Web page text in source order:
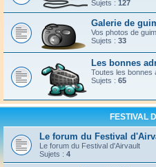
Sujets : 127
Galerie de
Vos photos de
Sujets : 33
Les bonnes
Toutes les bonnes
Sujets : 65
FESTIVAL
Le forum du Festival
Le forum du Festival d'Airvault
Sujets : 4